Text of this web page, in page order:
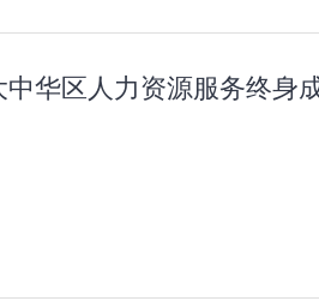
华区人力资源服务终身